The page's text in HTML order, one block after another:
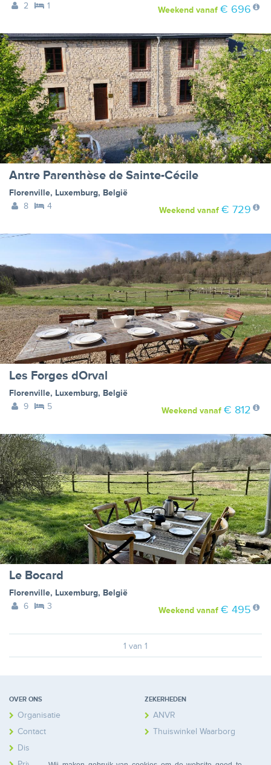
2
1 Weekendvanaf € 696
Antre Parenthèse de Sainte-Cécile
Florenville, Luxemburg, België
8
4 Weekendvanaf € 729
Les Forges dOrval
Florenville, Luxemburg, België
9
5 Weekendvanaf € 812
Le Bocard
Florenville, Luxemburg, België
6
3 Weekendvanaf € 495
1 van 1
OVER ONS
Organisatie
Contact
Disclaimer
ZEKERHEDEN
ANVR
Thuiswinkel Waarborg